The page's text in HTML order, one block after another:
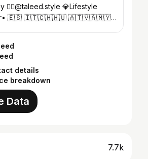
💎Lifestyle
🇪🇸 🇮🇹🇨🇭🇭🇺 🇦🇹🇻🇦🇲🇾
details
breakdown
Data
7.7k